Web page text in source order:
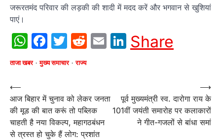
जरूरतमंद परिवार की लड़की की शादी में मदद करें और भगवान से खुशियां
पाएं।
WhatsApp
Facebook
Twitter
Reddit
EmailLinkedIn
Share
ताजा खबर मुख्य समाचार राज्य
Post
navigation
⟵
आज बिहार में चुनाव को लेकर जनता
की मूड की बात करूं तो पब्लिक
चाहती है नया विकल्प, महागठबंधन
से त्रस्त हो चुके हैं लोग: प्रशांत
पूर्व मुख्यमंत्री स्व. दारोगा राय के
101वीं जयंती समारोह पर कलाकारों
ने गीत-गजलों से बांधा समां
⟶